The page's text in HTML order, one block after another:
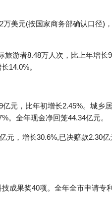
美元(按国家商务部确认口径)
游者8.48万人次，比上年增长
14.0%。
元，比年初增长2.45%。城乡
。全年现金净回笼44.34亿元。
元，增长30.6%,已决赔款2.30
成果奖40项。全年全市申请专